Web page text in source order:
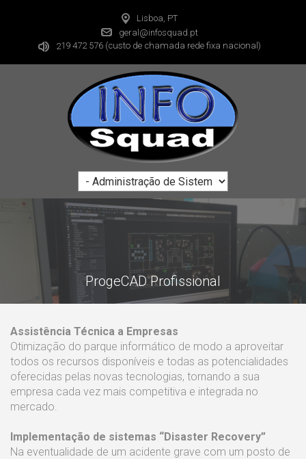
Lisboa, PT
geral@infosquad.pt
219 472 576 (custo de chamada rede fixa nacional)
ProgeCAD Profissional
Assistência Técnica a Empresas
Otimização do parque informático de modo a aproveitar
todos os recursos disponíveis e todas as potencialidades
oferecidas pelas novas tecnologias, tornando a sua
empresa cada vez mais competitiva e integrada no
mercado.
Implementação de sistemas “Disaster Recovery”
Na eventualidade de um acidente grave com um posto de